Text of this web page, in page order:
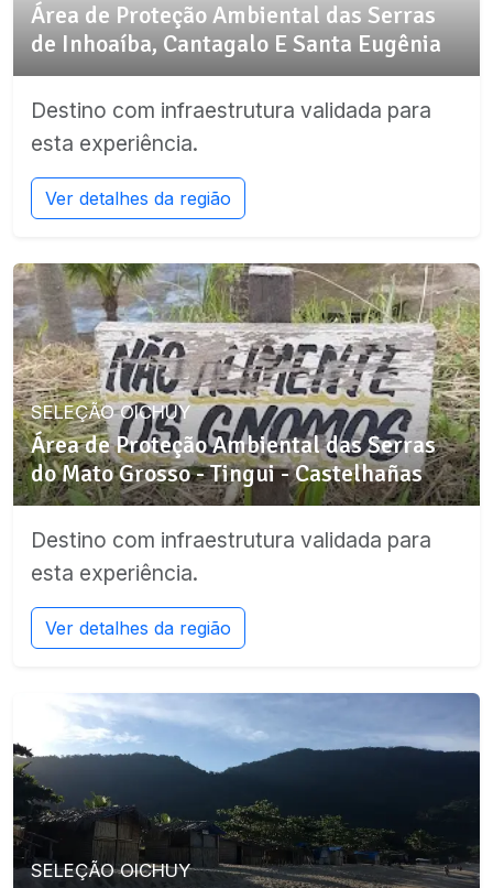
Área de Proteção Ambiental das Serras
de Inhoaíba, Cantagalo E Santa Eugênia
Destino com infraestrutura validada para
esta experiência.
Ver detalhes da região
SELEÇÃO OICHUY
Área de Proteção Ambiental das Serras
do Mato Grosso - Tingui - Castelhañas
Destino com infraestrutura validada para
esta experiência.
Ver detalhes da região
SELEÇÃO OICHUY